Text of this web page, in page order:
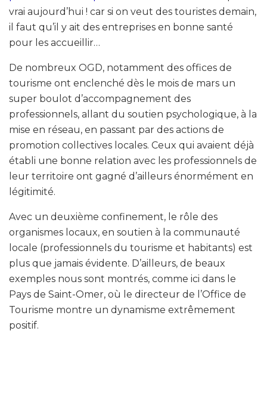
vrai aujourd’hui ! car si on veut des touristes demain,
il faut qu’il y ait des entreprises en bonne santé
pour les accueillir…
De nombreux OGD, notamment des offices de
tourisme ont enclenché dès le mois de mars un
super boulot d’accompagnement des
professionnels, allant du soutien psychologique, à la
mise en réseau, en passant par des actions de
promotion collectives locales. Ceux qui avaient déjà
établi une bonne relation avec les professionnels de
leur territoire ont gagné d’ailleurs énormément en
légitimité.
Avec un deuxième confinement, le rôle des
organismes locaux, en soutien à la communauté
locale (professionnels du tourisme et habitants) est
plus que jamais évidente. D’ailleurs, de beaux
exemples nous sont montrés, comme ici dans le
Pays de Saint-Omer, où le directeur de l’Office de
Tourisme montre un dynamisme extrêmement
positif.